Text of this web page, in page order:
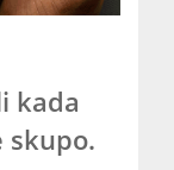
kada
skupo.